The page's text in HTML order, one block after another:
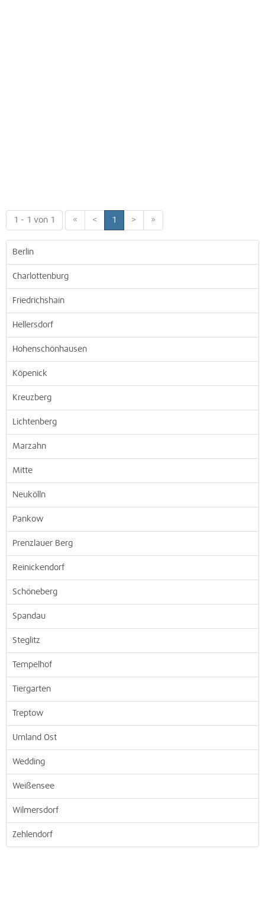
1 - 1 von 1 « < 1 > »
Berlin
Charlottenburg
Friedrichshain
Hellersdorf
Hohenschönhausen
Köpenick
Kreuzberg
Lichtenberg
Marzahn
Mitte
Neukölln
Pankow
Prenzlauer Berg
Reinickendorf
Schöneberg
Spandau
Steglitz
Tempelhof
Tiergarten
Treptow
Umland Ost
Wedding
Weißensee
Wilmersdorf
Zehlendorf